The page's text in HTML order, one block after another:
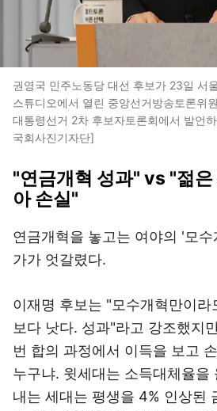
권영국 민주노동당 대선 후보가 23일 서
스튜디오에서 열린 중앙선거방송토론위
대통령선거 2차 후보자토론회에서 발언
국회사진기자단]
"연금개혁 성과" vs "젊
아 손실"
연금개혁을 놓고는 여야의 '모
가가 엇갈렸다.
이재명 후보는 "모수개혁만이라
보다 낫다. 성과"라고 강조했지
번 합의 과정에서 이득을 보고
누구냐. 윗세대는 소득대체율을
내는 세대는 평생을 4% 인상된